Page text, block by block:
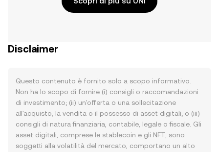
Disclaimer
Questo contenuto è fornito solo a scopo informativo.
Non ha lo scopo di fornire (i) consigli o raccomandazioni
di investimento; (ii) un'offerta o una sollecitazione
all'acquisto, la vendita o il possesso di asset digitali; o (iii)
consigli di natura finanziaria, contabile, legale o fiscale. Gli
asset digitali, comprese le stablecoin e gli NFT, sono
soggetti alla volatilità del mercato, comportano un alto